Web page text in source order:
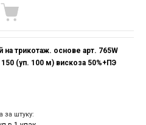
трикотаж. основе арт. 765W
(уп. 100 м) вискоза 50%+ПЭ
за штуку: